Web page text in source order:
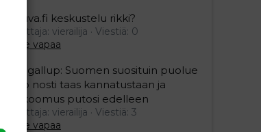
Vauva.fi keskustelu rikki?
Aloittaja: vierailija
Viestiä: 0
Aihe vapaa
Yle gallup: Suomen suosituin puolue
Sdp nosti taas kannatustaan ja
kokoomus putosi edelleen
Aloittaja: vierailija
Viestiä: 3
Aihe vapaa